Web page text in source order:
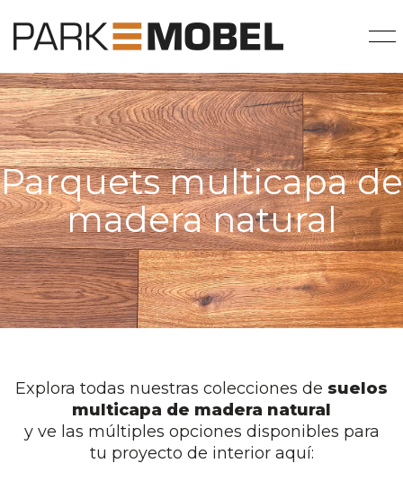
Parquets multicapa de
madera natural
Explora todas nuestras colecciones de suelos
multicapa de madera natural
y ve las múltiples opciones disponibles para
tu proyecto de interior aquí: